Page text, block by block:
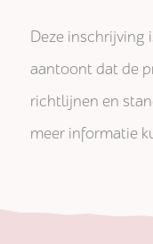
Deze inschrijving
aantoont dat de
richtlijnen en
meer informatie